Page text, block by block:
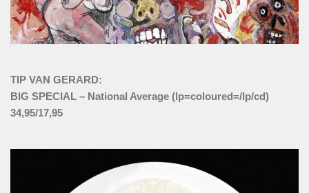
TIP VAN GERARD:
BIG SPECIAL – National Average (lp=coloured=/lp/cd)
34,95/17,95